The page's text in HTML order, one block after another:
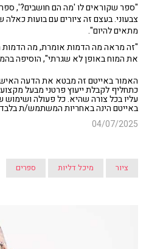
"ספר שקוראים לו 'מה הם חושבים?',
צבעוני. בעצם זה ציורים עם בועות
מתאים להיום".
"זה מראה מה הדמות אומרת, מה הדמות
את המוח באופן לא שגרתי", הוסיפה
האמור באייטם זה מבטא את הדעה
כתחליף לקבלת ייעוץ פרטני מבעל
עליו בכל צורה שהיא. כל פעולה
באייטם הינה באחריות המשתמש/ת
04/07/2025
ציור מיכל דליות ספרים